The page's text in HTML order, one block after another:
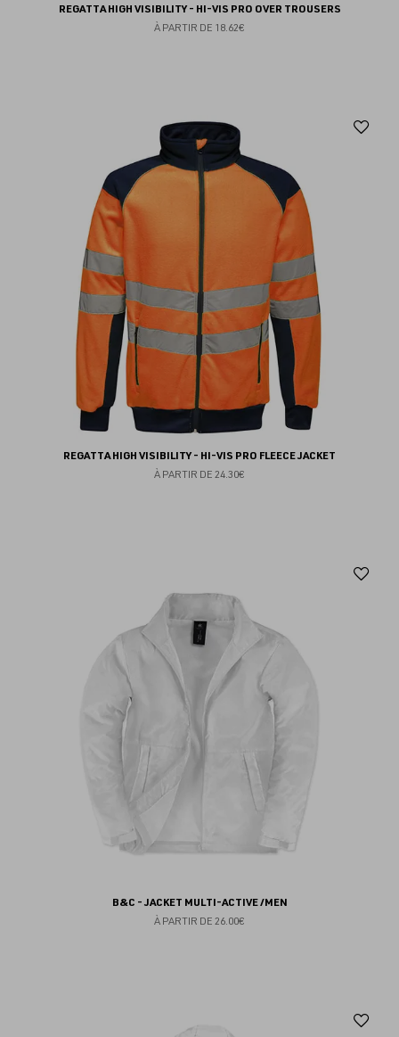
REGATTA HIGH VISIBILITY - HI-VIS PRO OVER TROUSERS
À PARTIR DE 18.62€
REGATTA HIGH VISIBILITY - HI-VIS PRO FLEECE JACKET
À PARTIR DE 24.30€
B&C - JACKET MULTI-ACTIVE /MEN
À PARTIR DE 26.00€